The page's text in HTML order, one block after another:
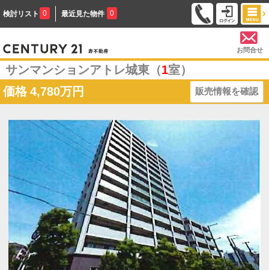
検討リスト 0 最近見た物件 0
お問合せ
サンマンションアトレ城東（1室）
価格 4,780万円 販売情報を確認